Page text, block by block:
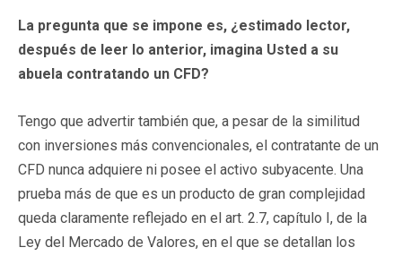
La pregunta que se impone es, ¿estimado lector,
después de leer lo anterior, imagina Usted a su
abuela contratando un CFD?
Tengo que advertir también que, a pesar de la similitud
con inversiones más convencionales, el contratante de un
CFD nunca adquiere ni posee el activo subyacente. Una
prueba más de que es un producto de gran complejidad
queda claramente reflejado en el art. 2.7, capítulo I, de la
Ley del Mercado de Valores, en el que se detallan los